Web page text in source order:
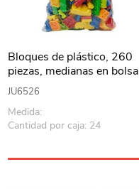
Bloques de plástico, 260
piezas, medianas en bolsa
JU6526
Medida:
Cantidad por caja: 24